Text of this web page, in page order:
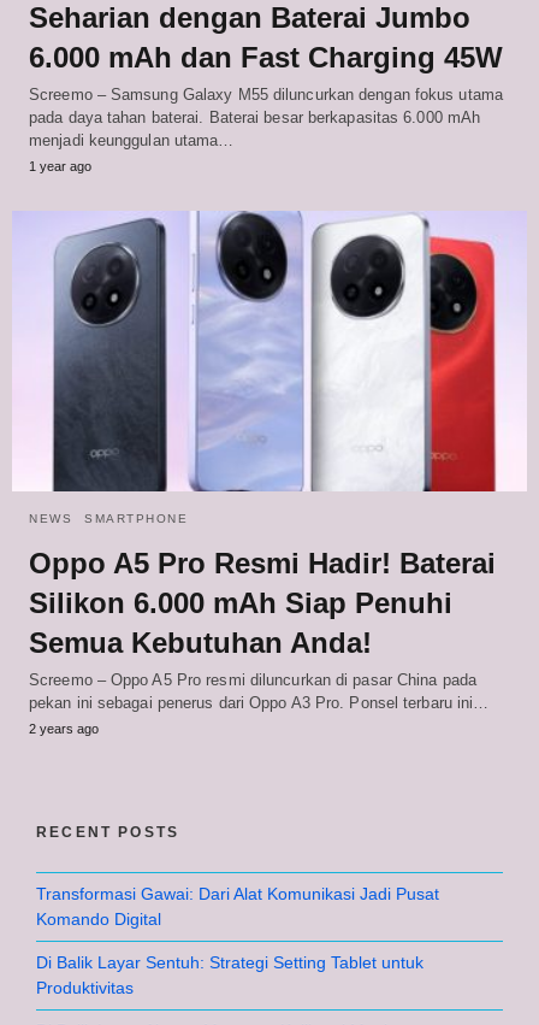
Seharian dengan Baterai Jumbo
6.000 mAh dan Fast Charging 45W
Screemo – Samsung Galaxy M55 diluncurkan dengan fokus utama
pada daya tahan baterai. Baterai besar berkapasitas 6.000 mAh
menjadi keunggulan utama…
1 year ago
NEWS SMARTPHONE
Oppo A5 Pro Resmi Hadir! Baterai
Silikon 6.000 mAh Siap Penuhi
Semua Kebutuhan Anda!
Screemo – Oppo A5 Pro resmi diluncurkan di pasar China pada
pekan ini sebagai penerus dari Oppo A3 Pro. Ponsel terbaru ini…
2 years ago
RECENT POSTS
Transformasi Gawai: Dari Alat Komunikasi Jadi Pusat
Komando Digital
Di Balik Layar Sentuh: Strategi Setting Tablet untuk
Produktivitas